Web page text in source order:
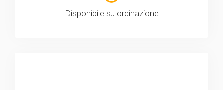
Disponibile su ordinazione